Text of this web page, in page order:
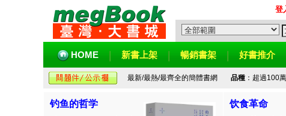
登
HOME 新書上架 暢銷書架 好書推介
最新/最熱/最齊全的簡體書網 品種：超過100
钓鱼的哲学 饮食革命